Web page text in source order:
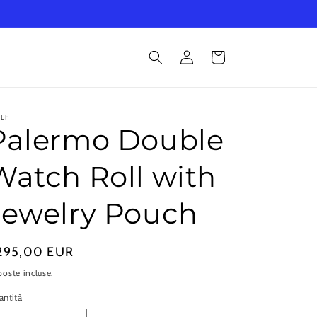
Accedi Carrello
Double
Roll with
Pouch
EUR
incluse.